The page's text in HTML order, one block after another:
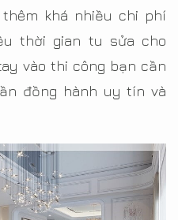
khá nhiều chi phí
thời gian tu sửa cho
vào thi công bạn cần
đồng hành uy tín và